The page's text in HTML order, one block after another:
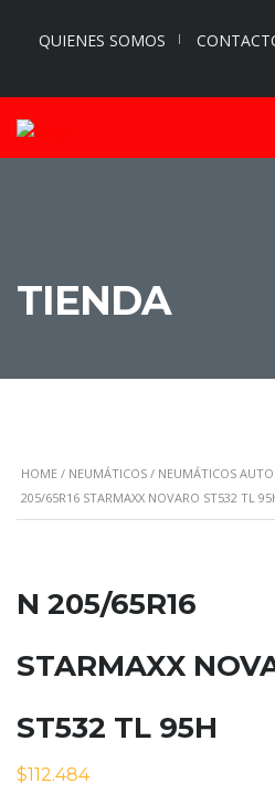
QUIENES SOMOS
TIENDA
HOME / NEUMÁTICOS / NEUMÁTICOS
205/65R16 STARMAXX NOVARO ST532 TL
N 205/65R16
STARMAXX
ST532 TL 95H
$112.484